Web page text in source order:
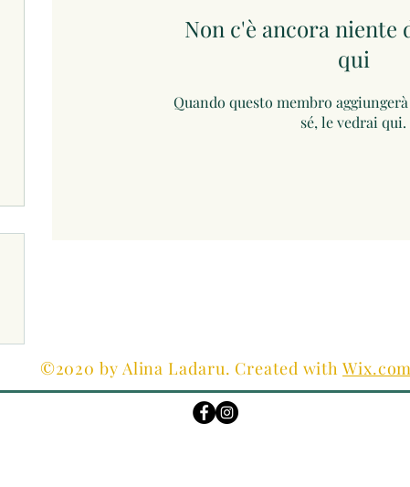
Non c'è ancora niente
qui
Quando questo membro
sé, le vedrai qui.
©2020 by Alina Ladaru. Created withWix.com